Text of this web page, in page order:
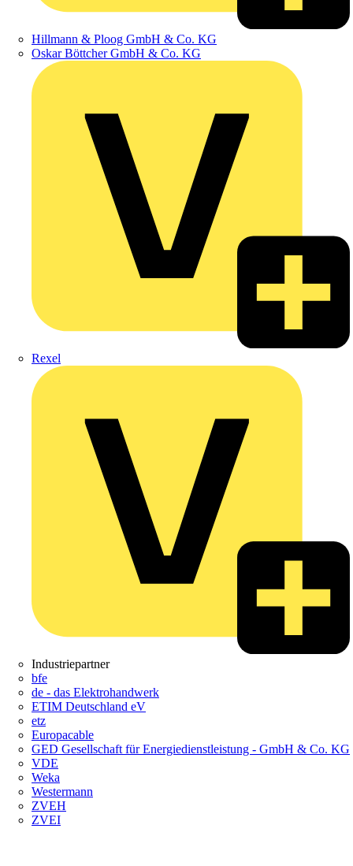
Hillmann & Ploog GmbH & Co. KG
Oskar Böttcher GmbH & Co. KG
Rexel
Industriepartner
bfe
de - das Elektrohandwerk
ETIM Deutschland eV
etz
Europacable
GED Gesellschaft für Energiedienstleistung - GmbH & Co. KG
VDE
Weka
Westermann
ZVEH
ZVEI